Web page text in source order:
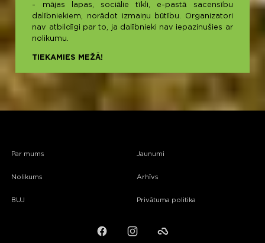
- mājas lapas, sociālie tīkli, e-pastā sacensību
dalībniekiem, norādot izmaiņu būtību. Organizatori
nav atbildīgi par to, ja dalībnieki nav iepazinušies ar
nolikumu.
TIEKAMIES MEŽĀ!
Par mums
Nolikums
BUJ
Jaunumi
Arhīvs
Privātuma politika
FacebookInstagramFailiem.lv